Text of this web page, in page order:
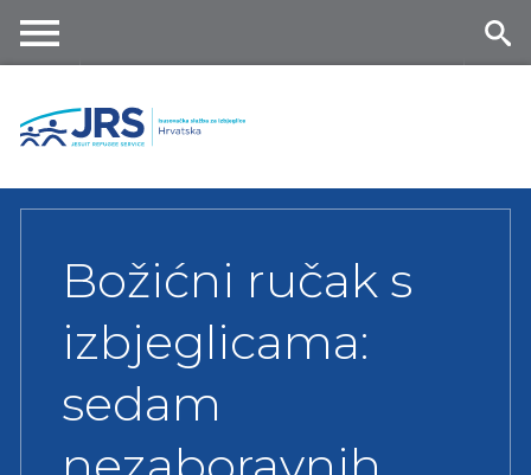
content
Božićni ručak s
izbjeglicama:
sedam